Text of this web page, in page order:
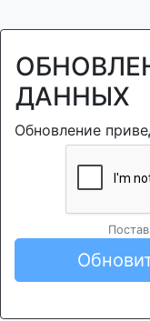
ДАННЫХ
Обновление